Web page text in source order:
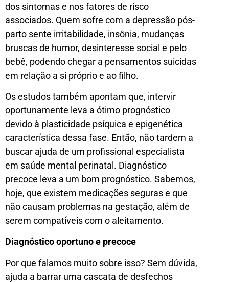
dos sintomas e nos fatores de risco
associados. Quem sofre com a depressão pós-
parto sente irritabilidade, insônia, mudanças
bruscas de humor, desinteresse social e pelo
bebê, podendo chegar a pensamentos suicidas
em relação a si próprio e ao filho.
Os estudos também apontam que, intervir
oportunamente leva a ótimo prognóstico
devido à plasticidade psíquica e epigenética
característica dessa fase. Então, não tardem a
buscar ajuda de um profissional especialista
em saúde mental perinatal. Diagnóstico
precoce leva a um bom prognóstico. Sabemos,
hoje, que existem medicações seguras e que
não causam problemas na gestação, além de
serem compatíveis com o aleitamento.
Diagnóstico oportuno e precoce
Por que falamos muito sobre isso? Sem dúvida,
ajuda a barrar uma cascata de desfechos